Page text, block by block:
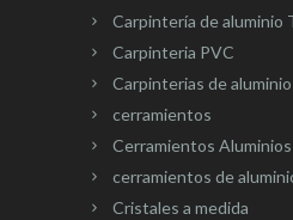
Carpintería de aluminio
Carpinteria PVC
Carpinterias de aluminio
cerramientos
Cerramientos Aluminios
cerramientos de
Cristales a medida